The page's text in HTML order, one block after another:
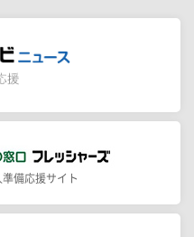
備応援サイト